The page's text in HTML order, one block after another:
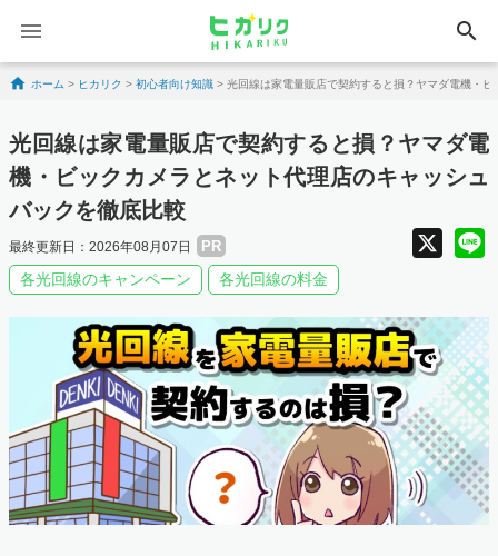
search
Skip to content
ホーム > ヒカリク > 初心者向け知識 > 光回線は家電量販店で契約すると損？ヤマダ電機・
光回線は家電量販店で契約すると損？ヤマダ電
機・ビックカメラとネット代理店のキャッシュ
バックを徹底比較
最終更新日：2026年08月07日 PR X
各光回線のキャンペーン 各光回線の料金